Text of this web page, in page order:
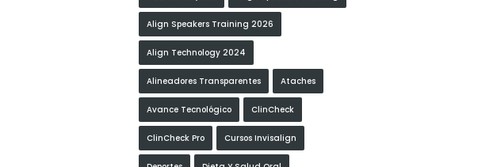
Align Speakers Training 2026
Align Technology 2024
Alineadores Transparentes Ataches
Avance Tecnológico ClinCheck
ClinCheck Pro Cursos Invisalign